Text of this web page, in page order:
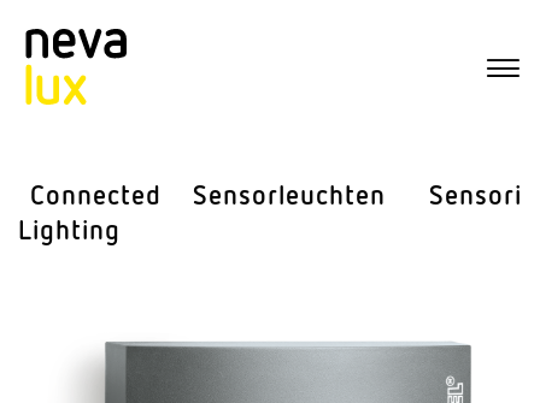
Connected
Lighting
Sensor­leuchten Sensorik